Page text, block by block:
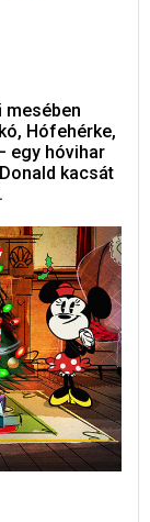
mesében
Hófehérke,
egy hóvihar
kacsát